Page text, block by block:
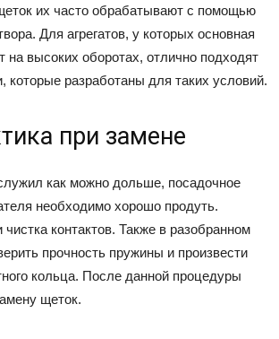
их часто обрабатывают с помощью
Для агрегатов, у которых основная
на высоких оборотах, отлично подходят
которые разработаны для таких условий.
при замене
как можно дольше, посадочное
необходимо хорошо продуть.
контактов. Также в разобранном
прочность пружины и произвести
кольца. После данной процедуры
щеток.